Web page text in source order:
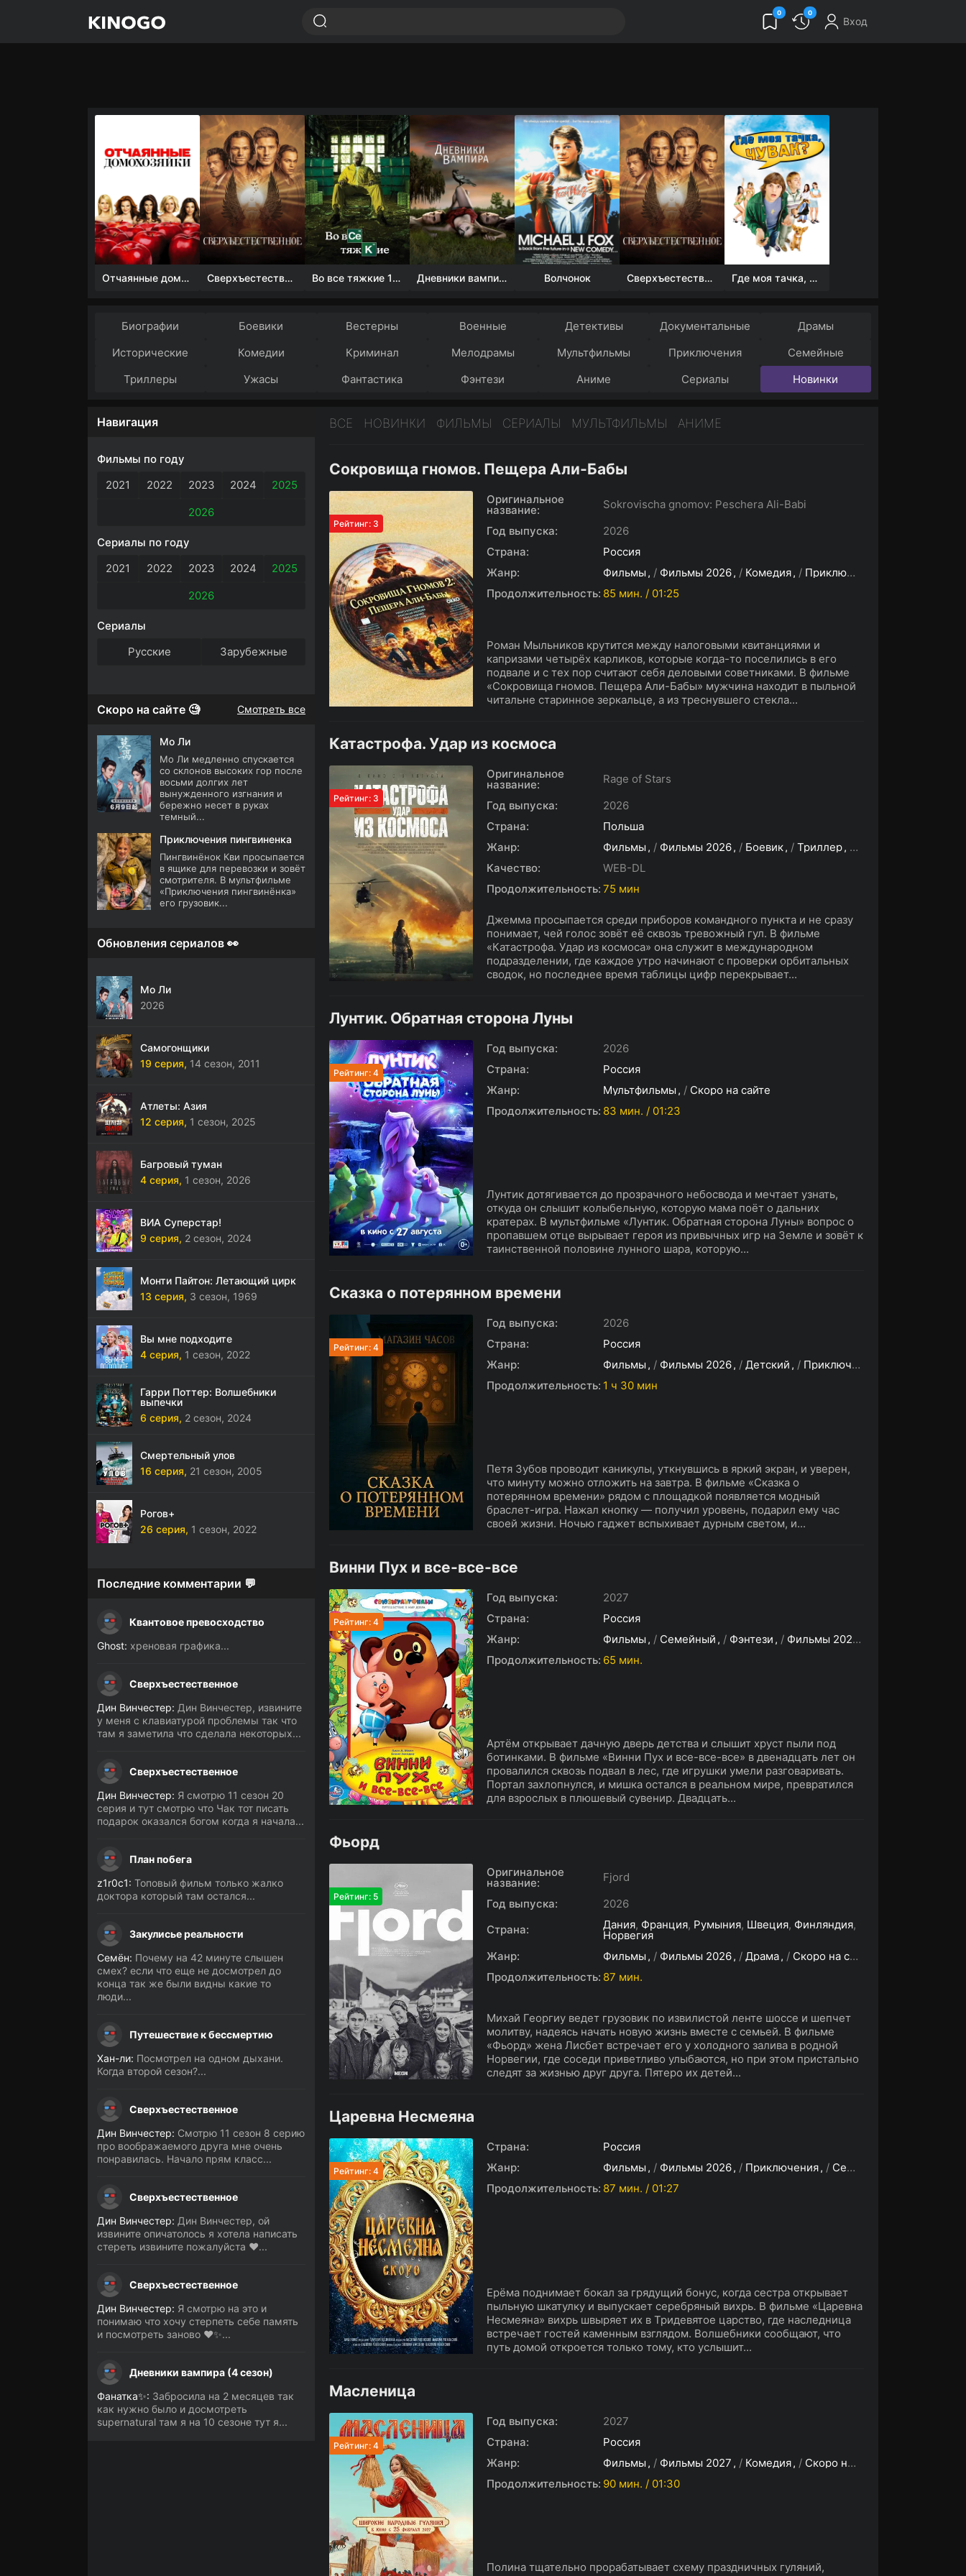
0 0
Вход
Отчаянные домохозяйки (1 сезон) Сверхъестественное Во все тяжкие 1-5 сезон Дневники вампира (4 сезон) Волчонок Сверхъестественное Где моя тачка, чувак?
Биографии Боевики Вестерны Военные Детективы Документальные
Драмы
Исторические
Комедии Криминал Мелодрамы Мультфильмы Приключения
Семейные
Триллеры
Ужасы Фантастика Фэнтези Аниме Сериалы Новинки
ВСЕ НОВИНКИ ФИЛЬМЫ СЕРИАЛЫ МУЛЬТФИЛЬМЫ АНИМЕ
Сокровища гномов. Пещера Али-Бабы
Рейтинг: 3
Оригинальное
название:
Sokrovischa gnomov: Peschera Ali-Babi
Год выпуска:
2026
Страна:
Россия
Жанр:
Фильмы / Фильмы 2026 / Комедия / Приключения
Продолжительность: 85 мин. / 01:25
Роман Мыльников крутится между налоговыми квитанциями и
капризами четырёх карликов, которые когда-то поселились в его
подвале и с тех пор считают себя деловыми советниками. В фильме
«Сокровища гномов. Пещера Али-Бабы» мужчина находит в пыльной
читальне старинное зеркальце, а из треснувшего стекла...
Катастрофа. Удар из космоса
Рейтинг: 3
Оригинальное
название:
Rage of Stars
Год выпуска:
2026
Страна:
Польша
Жанр:
Фильмы / Фильмы 2026 / Боевик / Триллер Фантастика
Качество:
WEB-DL
Продолжительность: 75 мин
Джемма просыпается среди приборов командного пункта и не сразу
понимает, чей голос зовёт её сквозь тревожный гул. В фильме
«Катастрофа. Удар из космоса» она служит в международном
подразделении, где каждое утро начинают с проверки орбитальных
сводок, но последнее время таблицы цифр перекрывает...
Лунтик. Обратная сторона Луны
Рейтинг: 4
Год выпуска:
2026
Страна:
Россия
Жанр:
Мультфильмы / Скоро на сайте
Продолжительность: 83 мин. / 01:23
Лунтик дотягивается до прозрачного небосвода и мечтает узнать,
откуда он слышит колыбельную, которую мама поёт о дальних
кратерах. В мультфильме «Лунтик. Обратная сторона Луны» вопрос о
пропавшем отце вырывает героя из привычных игр на Земле и зовёт к
таинственной половине лунного шара, которую...
Сказка о потерянном времени
Рейтинг: 4
Год выпуска:
2026
Страна:
Россия
Жанр:
Фильмы / Фильмы 2026 / Детский / Приключения
Продолжительность: 1 ч 30 мин
Петя Зубов проводит каникулы, уткнувшись в яркий экран, и уверен,
что минуту можно отложить на завтра. В фильме «Сказка о
потерянном времени» рядом с площадкой появляется модный
браслет-игра. Нажал кнопку — получил уровень, подарил ему час
своей жизни. Ночью гаджет вспыхивает дурным светом, и...
Винни Пух и все-все-все
Рейтинг: 4
Год выпуска:
2027
Страна:
Россия
Жанр:
Фильмы / Семейный / Фэнтези / Фильмы 2027
Продолжительность: 65 мин.
Артём открывает дачную дверь детства и слышит хруст пыли под
ботинками. В фильме «Винни Пух и все-все-все» в двенадцать лет он
провалился сквозь подвал в лес, где игрушки умели разговаривать.
Портал захлопнулся, и мишка остался в реальном мире, превратился
для взрослых в плюшевый сувенир. Двадцать...
Фьорд
Рейтинг: 5
Оригинальное
название:
Fjord
Год выпуска:
2026
Страна:
Дания, Франция, Румыния, Швеция, Финляндия,
Норвегия
Жанр:
Фильмы / Фильмы 2026 / Драма / Скоро на сайте
Продолжительность: 87 мин.
Михай Георгиу ведет грузовик по извилистой ленте шоссе и шепчет
молитву, надеясь начать новую жизнь вместе с семьей. В фильме
«Фьорд» жена Лисбет встречает его у холодного залива в родной
Норвегии, где соседи приветливо улыбаются, но при этом пристально
следят за жизнью друг друга. Пятеро их детей...
Царевна Несмеяна
Рейтинг: 4
Страна:
Россия
Жанр:
Фильмы / Фильмы 2026 / Приключения / Семейный
Продолжительность: 87 мин. / 01:27
Ерёма поднимает бокал за грядущий бонус, когда сестра открывает
пыльную шкатулку и выпускает серебряный вихрь. В фильме «Царевна
Несмеяна» вихрь швыряет их в Тридевятое царство, где наследница
встречает гостей каменным взглядом. Волшебники сообщают, что
путь домой откроется только тому, кто услышит...
Масленица
Рейтинг: 4
Год выпуска:
2027
Страна:
Россия
Жанр:
Фильмы / Фильмы 2027 / Комедия / Скоро на сайте
Продолжительность: 90 мин. / 01:30
Полина тщательно прорабатывает схему праздничных гуляний,
Навигация
Фильмы по году
2021
2022 2023 2024
2025
2026
Сериалы по году
2021
2022 2023 2024
2025
2026
Сериалы
Русские
Зарубежные
Скоро на сайте 🧐 Смотреть все
Мо Ли
Мо Ли медленно спускается
со склонов высоких гор после
восьми долгих лет
вынужденного изгнания и
бережно несет в руках
темный...
Приключения пингвиненка
Пингвинёнок Кви просыпается
в ящике для перевозки и зовёт
смотрителя. В мультфильме
«Приключения пингвинёнка»
его грузовик...
Обновления сериалов 👀
Мо Ли
2026
Самогонщики
19 серия, 14 сезон, 2011
Атлеты: Азия
12 серия, 1 сезон, 2025
Багровый туман
4 серия, 1 сезон, 2026
ВИА Суперстар!
9 серия, 2 сезон, 2024
Монти Пайтон: Летающий цирк
13 серия, 3 сезон, 1969
Вы мне подходите
4 серия, 1 сезон, 2022
Гарри Поттер: Волшебники
выпечки
6 серия, 2 сезон, 2024
Смертельный улов
16 серия, 21 сезон, 2005
Рогов+
26 серия, 1 сезон, 2022
Последние комментарии 💬
Квантовое превосходство
Ghost: хреновая графика...
Сверхъестественное
Дин Винчестер: Дин Винчестер, извините
у меня с клавиатурой проблемы так что
там я заметила что сделала некоторых...
Сверхъестественное
Дин Винчестер: Я смотрю 11 сезон 20
серия и тут смотрю что Чак тот писать
подарок оказался богом когда я начала...
План побега
z1r0c1: Топовый фильм только жалко
доктора который там остался...
Закулисье реальности
Семён: Почему на 42 минуте слышен
смех? если что еще не досмотрел до
конца так же были видны какие то
люди...
Путешествие к бессмертию
Хан-ли: Посмотрел на одном дыхани.
Когда второй сезон?...
Сверхъестественное
Дин Винчестер: Смотрю 11 сезон 8 серию
про воображаемого друга мне очень
понравилась. Начало прям класс...
Сверхъестественное
Дин Винчестер: Дин Винчестер, ой
извините опичатолось я хотела написать
стереть извините пожалуйста ❤️...
Сверхъестественное
Дин Винчестер: Я смотрю на это и
понимаю что хочу стерпеть себе память
и посмотреть заново ❤️✨...
Дневники вампира (4 сезон)
Фанатка✨: Забросила на 2 месяцев так
как нужно было и досмотреть
supernatural там я на 10 сезоне тут я...